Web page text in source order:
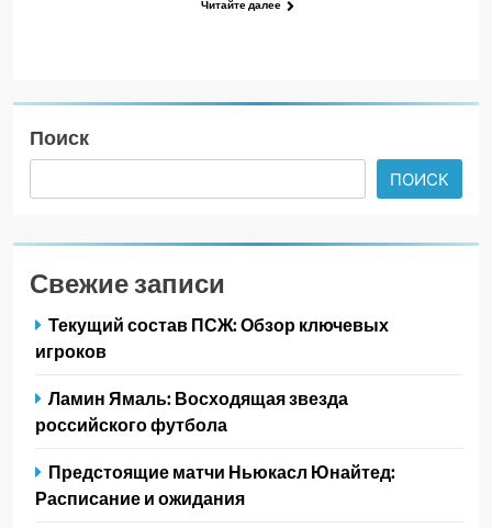
Читайте далее
Поиск
ПОИСК
Свежие записи
Текущий состав ПСЖ: Обзор ключевых
игроков
Ламин Ямаль: Восходящая звезда
российского футбола
Предстоящие матчи Ньюкасл Юнайтед:
Расписание и ожидания